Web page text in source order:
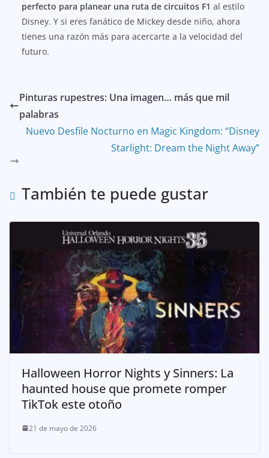
perfecto para planear una ruta de circuitos F1 al estilo
Disney. Y si eres fanático de Mickey desde niño, ahora
tienes una razón más para acercarte a la velocidad del
futuro.
Pinturas rupestres: Una imagen… más que mil
palabras
Nuevo Desfile Nocturno en Magic Kingdom: “Disney
Starlight: Dream the Night Away”
También te puede gustar
Halloween Horror Nights y Sinners: La
haunted house que promete romper
TikTok este otoño
21 de mayo de 2026